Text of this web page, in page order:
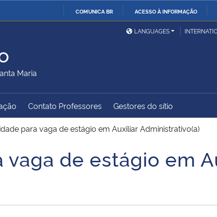
COMUNICA BR ACESSO À INFORMAÇÃO
Ministério da Defesa
Ministério das Relações
Exteriores
Ministério do
Desenvolvimento Regional
Controladoria-Geral da
União
Advocacia-Geral da União Banco Central do Brasil
LANGUAGES
Maria
Contato Professores Gestores do sítio
para vaga de estágio em Auxiliar Administrativo(a)
de estágio em